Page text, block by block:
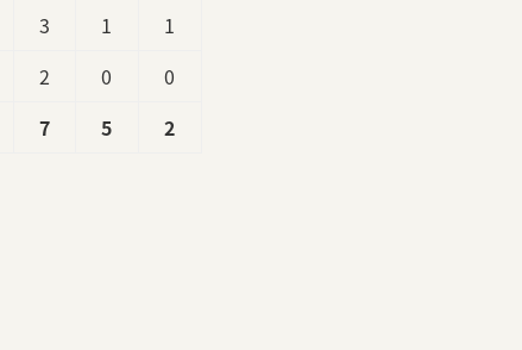
3 1
1
2 0
0
7 5 2